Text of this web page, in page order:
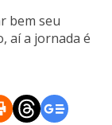
bem seu
aí a jornada é